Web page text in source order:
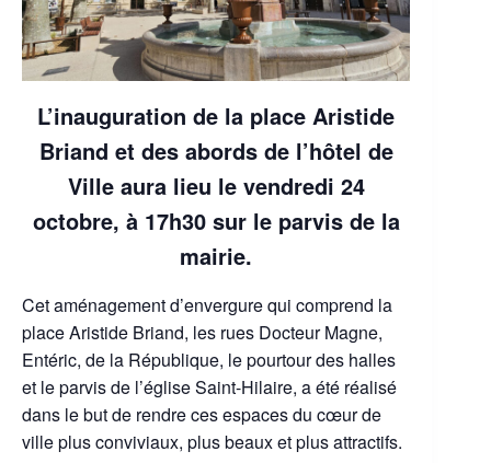
L’inauguration de la place Aristide
Briand et des abords de l’hôtel de
Ville aura lieu le vendredi 24
octobre, à 17h30 sur le parvis de la
mairie.
Cet aménagement d’envergure qui comprend la
place Aristide Briand, les rues Docteur Magne,
Entéric, de la République, le pourtour des halles
et le parvis de l’église Saint-Hilaire, a été réalisé
dans le but de rendre ces espaces du cœur de
ville plus conviviaux, plus beaux et plus attractifs.